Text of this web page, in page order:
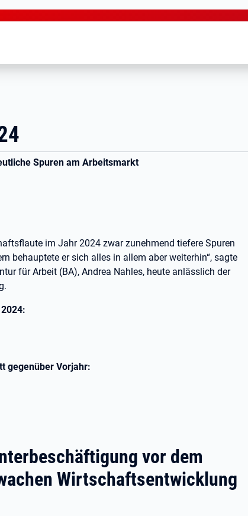
Spuren am Arbeitsmarkt
im Jahr 2024 zwar zunehmend tiefere Spuren
behauptete er sich alles in allem aber weiterhin“, sagte
für Arbeit (BA), Andrea Nahles, heute anlässlich der
2024:
gegenüber Vorjahr:
vor dem
Wirtschaftsentwicklung